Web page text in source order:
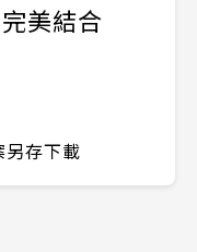
美結合
存下載